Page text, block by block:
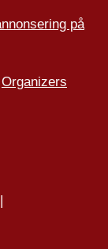
på
Organizers